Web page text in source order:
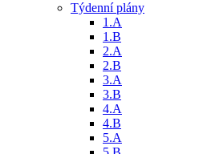
Týdenní plány
1.A
1.B
2.A
2.B
3.A
3.B
4.A
4.B
5.A